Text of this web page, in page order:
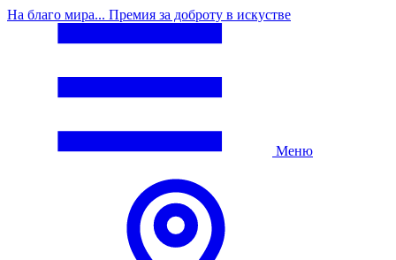
На благо мира... Премия за доброту в искустве
Меню